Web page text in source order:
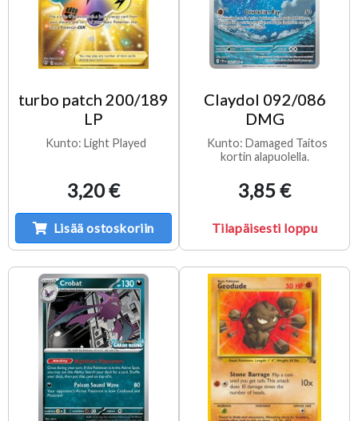
turbo patch 200/189
LP
Kunto: Light Played
3,20 €
Lisää ostoskoriin
Claydol 092/086
DMG
Kunto: Damaged Taitos
kortin alapuolella.
3,85 €
Tilapäisesti loppu